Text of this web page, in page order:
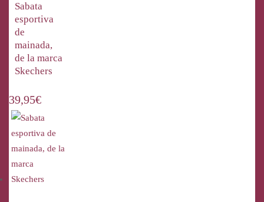
Sabata
esportiva
de
mainada,
de la marca
Skechers
39,95€